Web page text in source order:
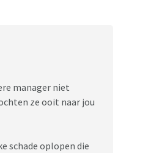
manager niet
ze ooit naar jou
schade oplopen die